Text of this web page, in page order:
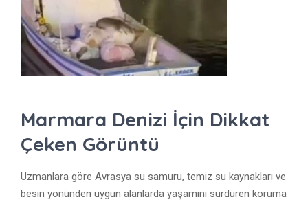
Marmara Denizi İçin Dikkat
Çeken Görüntü
Uzmanlara göre Avrasya su samuru, temiz su kaynakları ve
besin yönünden uygun alanlarda yaşamını sürdüren koruma